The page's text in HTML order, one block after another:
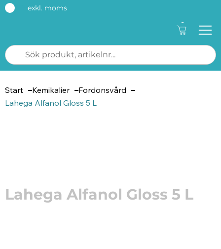
exkl. moms
-
Start Kemikalier
Fordonsvård
Lahega Alfanol Gloss 5 L
Lahega Alfanol Gloss 5 L